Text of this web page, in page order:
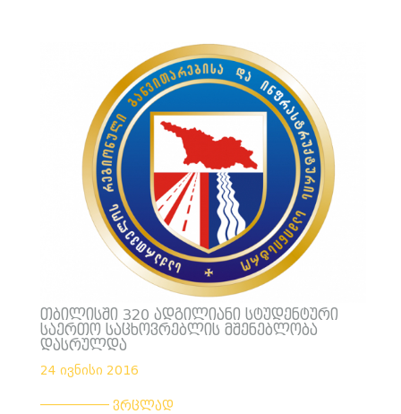
თბილისში 320 ადგილიანი სტუდენტური
საერთო საცხოვრებლის მშენებლობა
დასრულდა
24 ივნისი 2016
ვრცლად